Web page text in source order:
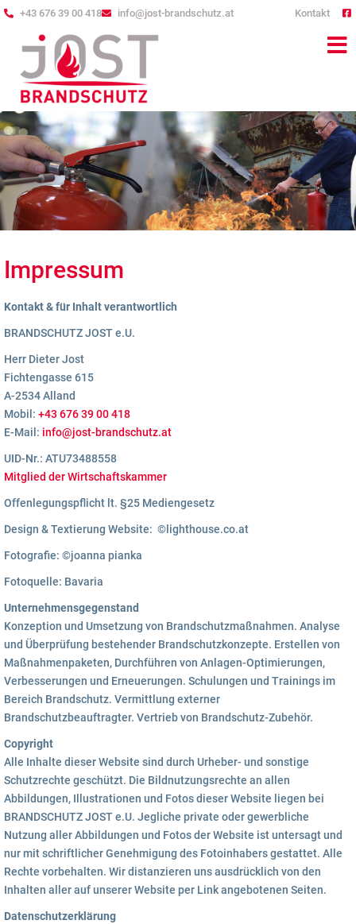
+43 676 39 00 418 info@jost-brandschutz.at Kontakt
Impressum
Kontakt & für Inhalt verantwortlich
BRANDSCHUTZ JOST e.U.
Herr Dieter Jost
Fichtengasse 615
A-2534 Alland
Mobil: +43 676 39 00 418
E-Mail: info@jost-brandschutz.at
UID-Nr.: ATU73488558
Mitglied der Wirtschaftskammer
Offenlegungspflicht lt. §25 Mediengesetz
Design & Textierung Website: ©lighthouse.co.at
Fotografie: ©joanna pianka
Fotoquelle: Bavaria
Unternehmensgegenstand
Konzeption und Umsetzung von Brandschutzmaßnahmen. Analyse
und Überprüfung bestehender Brandschutzkonzepte. Erstellen von
Maßnahmenpaketen, Durchführen von Anlagen-Optimierungen,
Verbesserungen und Erneuerungen. Schulungen und Trainings im
Bereich Brandschutz. Vermittlung externer
Brandschutzbeauftragter. Vertrieb von Brandschutz-Zubehör.
Copyright
Alle Inhalte dieser Website sind durch Urheber- und sonstige
Schutzrechte geschützt. Die Bildnutzungsrechte an allen
Abbildungen, Illustrationen und Fotos dieser Website liegen bei
BRANDSCHUTZ JOST e.U. Jegliche private oder gewerbliche
Nutzung aller Abbildungen und Fotos der Website ist untersagt und
nur mit schriftlicher Genehmigung des Fotoinhabers gestattet. Alle
Rechte vorbehalten. Wir distanzieren uns ausdrücklich von den
Inhalten aller auf unserer Website per Link angebotenen Seiten.
Datenschutzerklärung